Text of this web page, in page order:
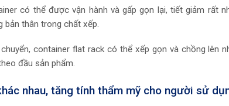
có thể được vận hành và gấp gọn lại, tiết giảm rất
thân trong chất xếp.
container flat rack có thể xếp gọn và chồng lên
đầu sản phẩm.
nhau, tăng tính thẩm mỹ cho người sử